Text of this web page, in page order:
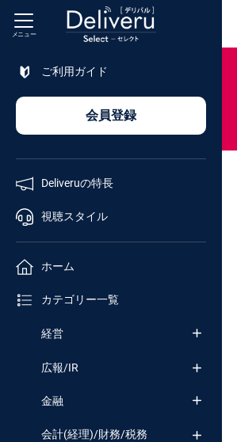
メニュー
ご利用ガイド
会員登録
Deliveruの特長
視聴スタイル
ホーム
カテゴリー一覧
経営
広報/IR
金融
会計(経理)/財務/税務
企業
チャンネル